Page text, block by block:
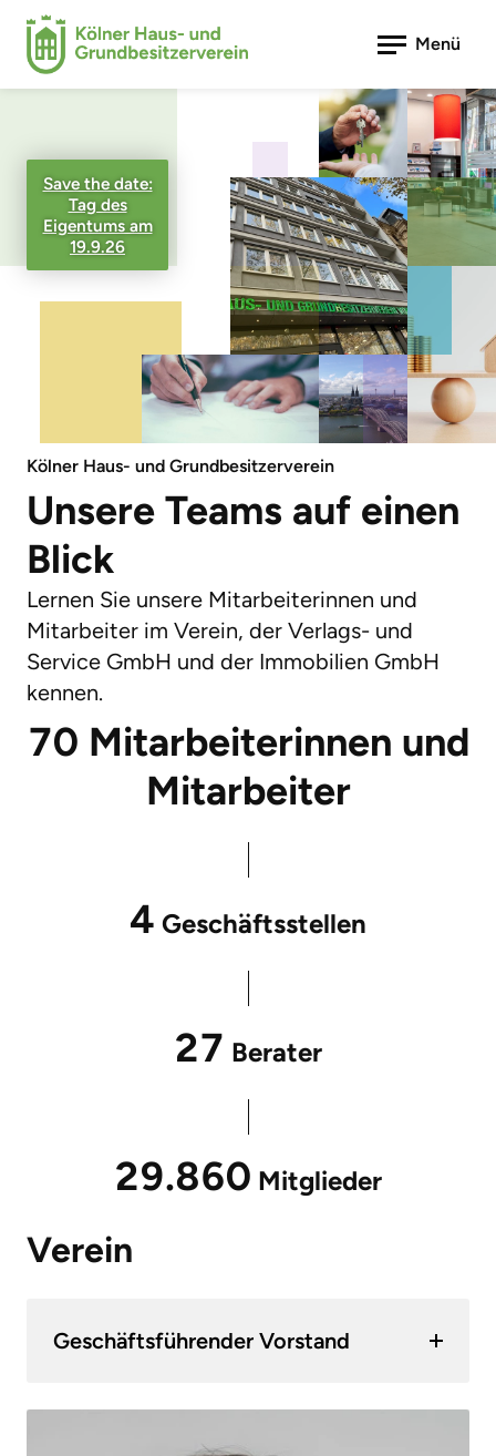
Menü
Kölner Haus- und Grundbesitzerverein
Unsere Teams auf einen
Blick
Lernen Sie unsere Mitarbeiterinnen und
Mitarbeiter im Verein, der Verlags- und
Service GmbH und der Immobilien GmbH
kennen.
Save the date:
Tag des
Eigentums am
19.9.26
70 Mitarbeiterinnen und
Mitarbeiter
4 Geschäftsstellen
27 Berater
29.860 Mitglieder
Verein
Geschäftsführender Vorstand